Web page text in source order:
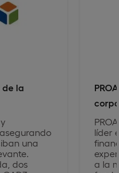
de la
una
dos
líder
a la